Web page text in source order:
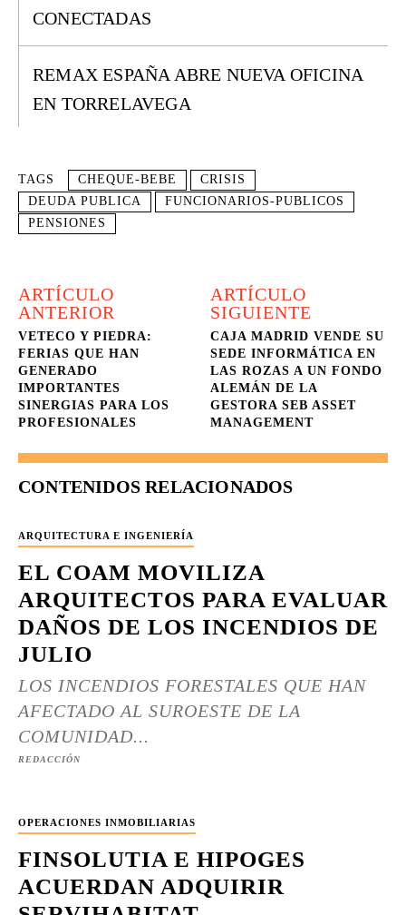
CONECTADAS
REMAX ESPAÑA ABRE NUEVA OFICINA
EN TORRELAVEGA
TAGS CHEQUE-BEBE
CRISIS
DEUDA PUBLICA
FUNCIONARIOS-PUBLICOS
PENSIONES
ARTÍCULO
ANTERIOR
VETECO Y PIEDRA:
FERIAS QUE HAN
GENERADO
IMPORTANTES
SINERGIAS PARA LOS
PROFESIONALES
ARTÍCULO
SIGUIENTE
CAJA MADRID VENDE SU
SEDE INFORMÁTICA EN
LAS ROZAS A UN FONDO
ALEMÁN DE LA
GESTORA SEB ASSET
MANAGEMENT
CONTENIDOS RELACIONADOS
ARQUITECTURA E INGENIERÍA
EL COAM MOVILIZA
ARQUITECTOS PARA EVALUAR
DAÑOS DE LOS INCENDIOS DE
JULIO
LOS INCENDIOS FORESTALES QUE HAN
AFECTADO AL SUROESTE DE LA
COMUNIDAD...
REDACCIÓN
OPERACIONES INMOBILIARIAS
FINSOLUTIA E HIPOGES
ACUERDAN ADQUIRIR